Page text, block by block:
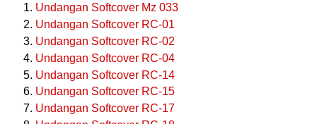
Undangan Softcover Mz 033
Undangan Softcover RC-01
Undangan Softcover RC-02
Undangan Softcover RC-04
Undangan Softcover RC-14
Undangan Softcover RC-15
Undangan Softcover RC-17